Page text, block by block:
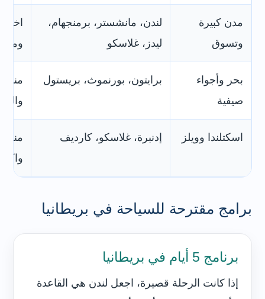
مدن كبيرة
وتسوق
لندن، مانشستر، برمنجهام،
ليدز، غلاسكو
بحر وأجواء
صيفية
برايتون، بورنموث، بريستول
اسكتلندا وويلز إدنبرة، غلاسكو، كارديف
برامج مقترحة للسياحة في بريطانيا
برنامج 5 أيام في بريطانيا
إذا كانت الرحلة قصيرة، اجعل لندن هي القاعدة